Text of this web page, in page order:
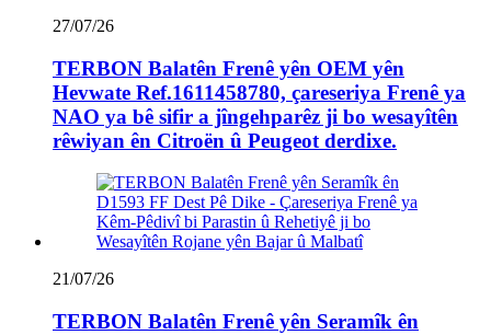
27/07/26
TERBON Balatên Frenê yên OEM yên
Hevwate Ref.1611458780, çareseriya Frenê ya
NAO ya bê sifir a jîngehparêz ji bo wesayîtên
rêwiyan ên Citroën û Peugeot derdixe.
21/07/26
TERBON Balatên Frenê yên Seramîk ên